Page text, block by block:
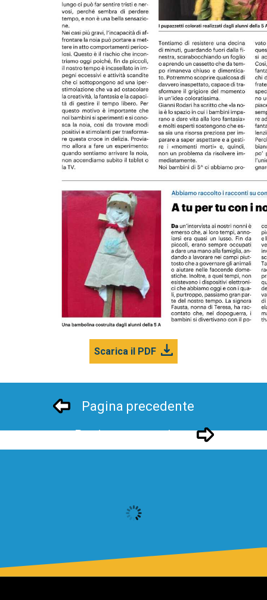
Scarica il PDF
Pagina precedente
Pagina successivo